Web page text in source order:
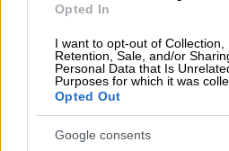
Opted In
I want to opt-out of Collection,
Retention, Sale, and/or
Personal Data that Is
Purposes for which it was
Opted Out
Google consents
προχωρημένης ηλικίας
Στη συνέχεια, ο
89χρονος του μετέφερε
είναι συγκλονισμένος
(τους τραυμάτισε)